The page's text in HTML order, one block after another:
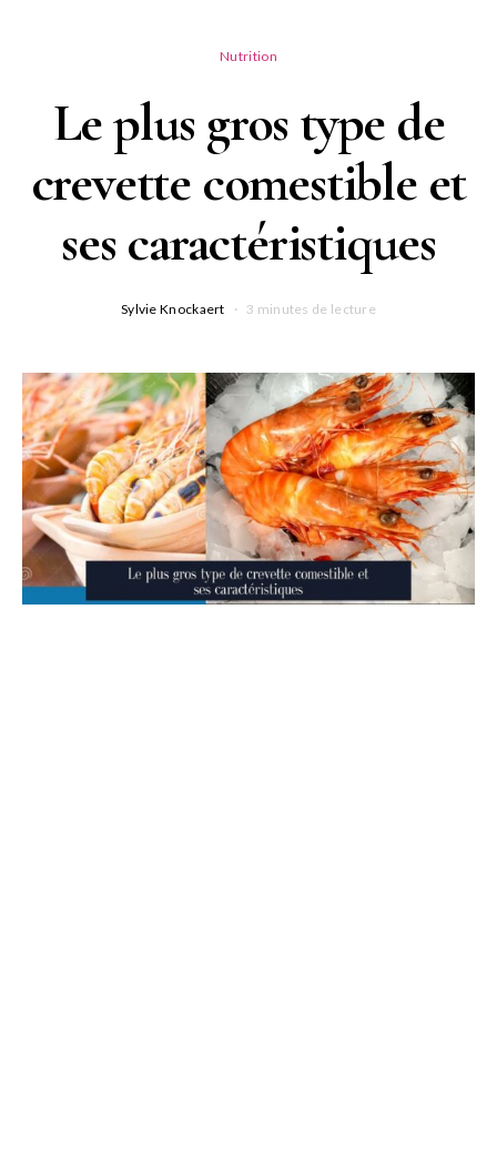
Nutrition
Le plus gros type de
crevette comestible et
ses caractéristiques
Sylvie Knockaert 3 minutes de lecture